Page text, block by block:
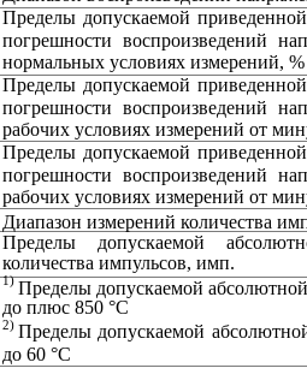
Пределы допускаемой приведенной
погрешности
воспроизведений
нормальных условиях измерений, %
Пределы допускаемой приведенной
погрешности
воспроизведений
рабочих условиях измерений от
Пределы допускаемой приведенной
погрешности
воспроизведений
рабочих условиях измерений от
Диапазон измерений
Пределы
допускаемой
количества импульсов, имп.
1) Пределы допускаемой
до плюс 850 °С
2) Пределы допускаемой
до 60 °С